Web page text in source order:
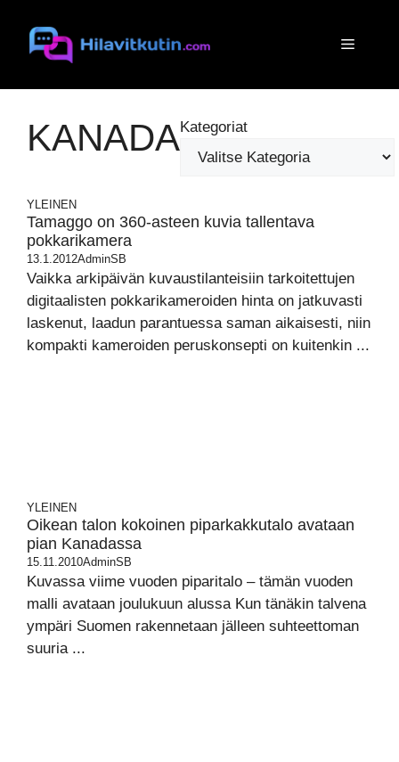
sisältöön
Valikko
KANADAKategoriat
YLEINEN
Tamaggo on 360-asteen kuvia tallentava
pokkarikamera
13.1.2012AdminSB
Vaikka arkipäivän kuvaustilanteisiin tarkoitettujen
digitaalisten pokkarikameroiden hinta on jatkuvasti
laskenut, laadun parantuessa saman aikaisesti, niin
kompakti kameroiden peruskonsepti on kuitenkin ...
YLEINEN
Oikean talon kokoinen piparkakkutalo avataan
pian Kanadassa
15.11.2010AdminSB
Kuvassa viime vuoden piparitalo – tämän vuoden
malli avataan joulukuun alussa Kun tänäkin talvena
ympäri Suomen rakennetaan jälleen suhteettoman
suuria ...